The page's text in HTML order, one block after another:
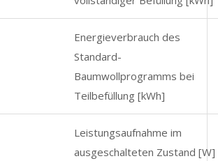
Energieverbrauch des
Standard-
Baumwollprogramms bei
Teilbefüllung [kWh]
Leistungsaufnahme im
ausgeschalteten Zustand [W]